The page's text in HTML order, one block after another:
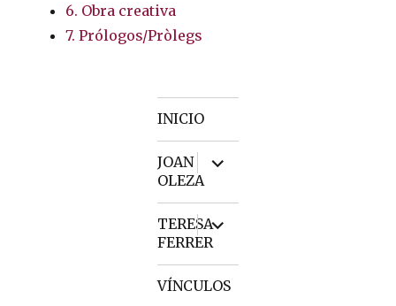
6. Obra creativa
7. Prólogos/Pròlegs
INICIO
JOAN
OLEZA
expand
child
menu
TERESA
FERRER
expand
child
menu
VÍNCULOS